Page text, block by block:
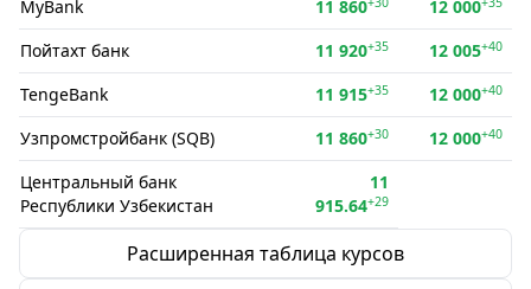
MyBank 11 860 12 000
Пойтахт банк 11 920+35 12 005+40
TengeBank 11 915+35 12 000+40
Узпромстройбанк (SQB) 11 860+30 12 000+40
Центральный банк
Республики Узбекистан
11
915.64+29
Расширенная таблица курсов